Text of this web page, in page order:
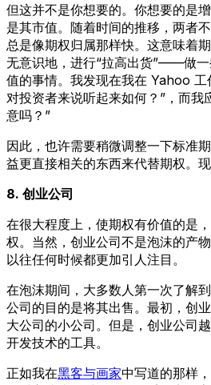
但这并不是你想要的。你想要的是
是其市值。随着时间的推移，两者
总是像期权归属那样快。这意味着
无意识地，进行“拉高出货”——做一
值的事情。我发现在我在 Yahoo 工
对投资者来说听起来如何？”，而我
意吗？”
因此，也许需要稍微调整一下标准
益更直接相关的东西来代替期权。现
8. 创业公司
在很大程度上，使期权有价值的是
权。当然，创业公司不是泡沫的产
以往任何时候都更加引人注目。
在泡沫期间，大多数人第一次了解
公司的目的是将其出售。最初，创
大公司的小公司。但是，创业公司
开发技术的工具。
正如我在黑客与画家中写道的那样